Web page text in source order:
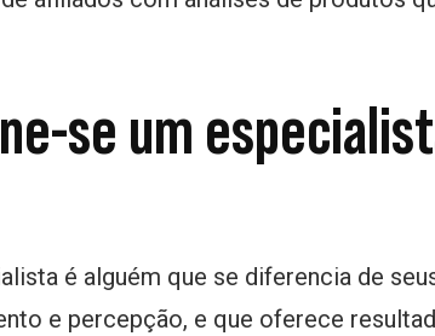
se um
é alguém que se diferencia de
e percepção, e que oferece